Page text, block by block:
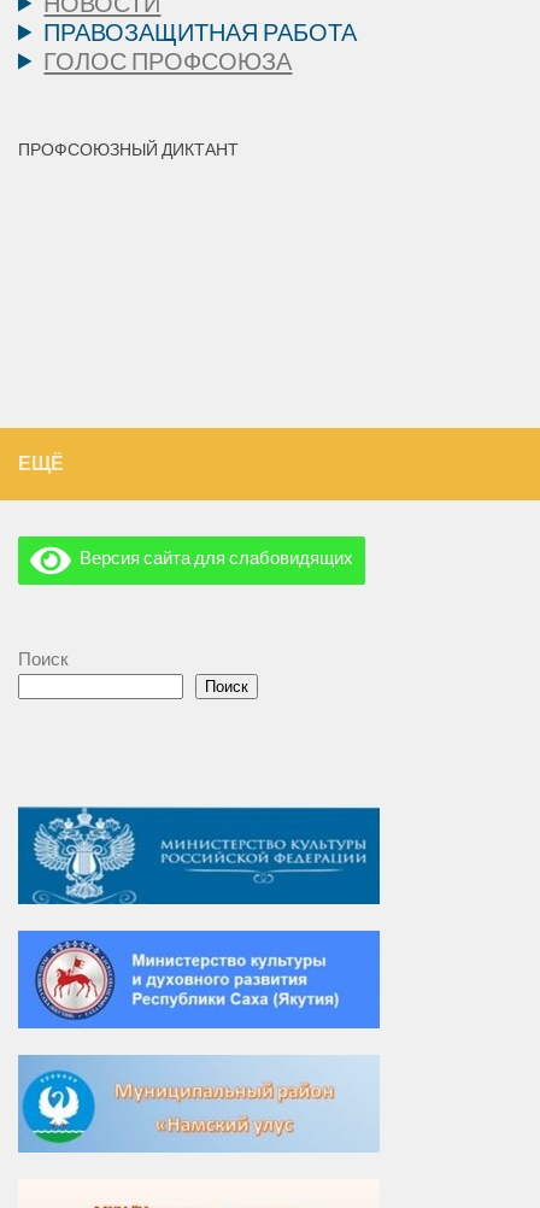
ПРАВОЗАЩИТНАЯ РАБОТА
ГОЛОС ПРОФСОЮЗА
ПРОФСОЮЗНЫЙ ДИКТАНТ
ЕЩЁ
Версия сайта для слабовидящих
Поиск
Поиск